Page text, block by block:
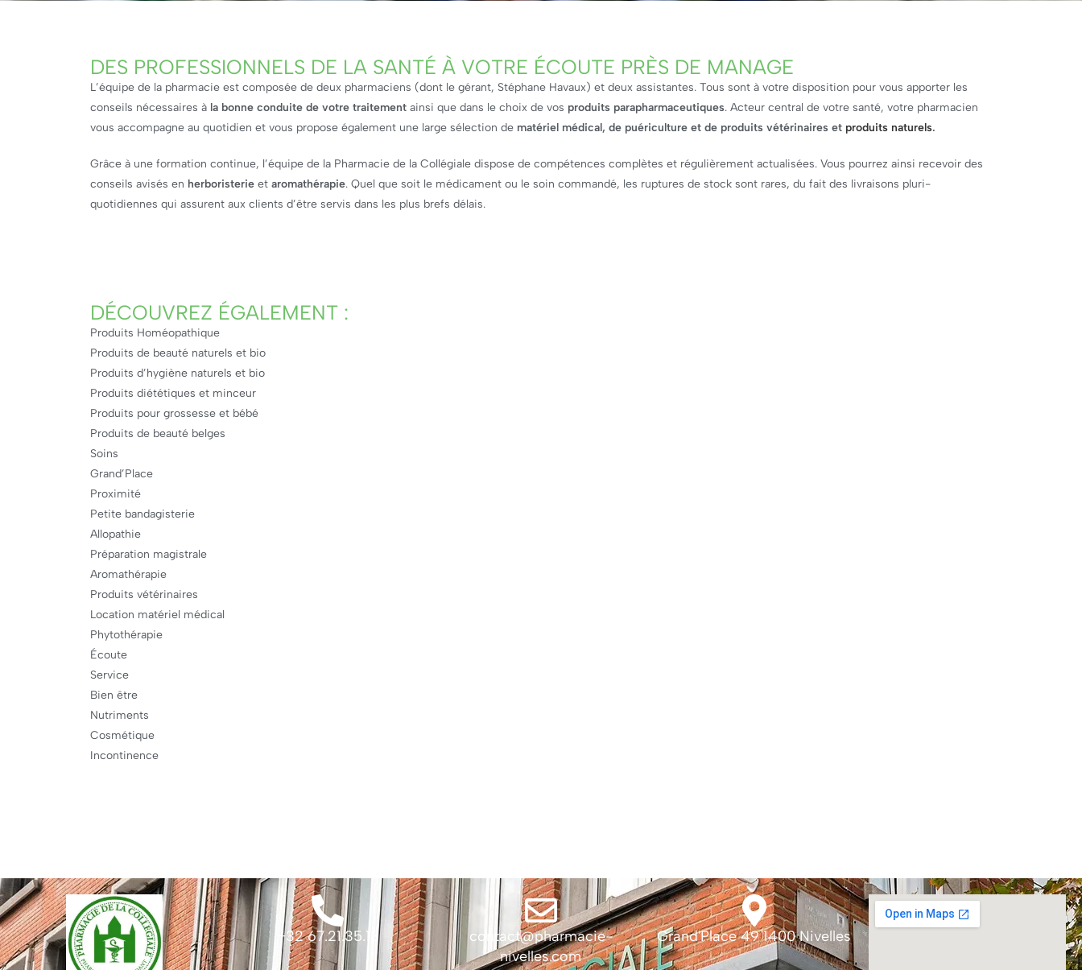
DES PROFESSIONNELS DE LA SANTÉ À VOTRE ÉCOUTE PRÈS DE MANAGE
L’équipe de la pharmacie est composée de deux pharmaciens (dont le gérant, Stéphane Havaux) et deux assistantes. Tous sont à votre disposition pour vous apporter les
conseils nécessaires à la bonne conduite de votre traitement ainsi que dans le choix de vos produits parapharmaceutiques. Acteur central de votre santé, votre pharmacien
vous accompagne au quotidien et vous propose également une large sélection de matériel médical, de puériculture et de produits vétérinaires et produits naturels.
Grâce à une formation continue, l’équipe de la Pharmacie de la Collégiale dispose de compétences complètes et régulièrement actualisées. Vous pourrez ainsi recevoir des
conseils avisés en herboristerie et aromathérapie. Quel que soit le médicament ou le soin commandé, les ruptures de stock sont rares, du fait des livraisons pluri-
quotidiennes qui assurent aux clients d’être servis dans les plus brefs délais.
DÉCOUVREZ ÉGALEMENT :
Produits Homéopathique
Produits de beauté naturels et bio
Produits d’hygiène naturels et bio
Produits diététiques et minceur
Produits pour grossesse et bébé
Produits de beauté belges
Soins
Grand’Place
Proximité
Petite bandagisterie
Allopathie
Préparation magistrale
Aromathérapie
Produits vétérinaires
Location matériel médical
Phytothérapie
Écoute
Service
Bien être
Nutriments
Cosmétique
Incontinence
+32 67.21.35.13
contact@pharmacie-
nivelles.com
Grand'Place 49 1400 Nivelles